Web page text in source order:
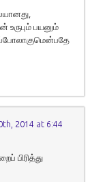
பயனும்
2014 at 6:44
பிரித்து